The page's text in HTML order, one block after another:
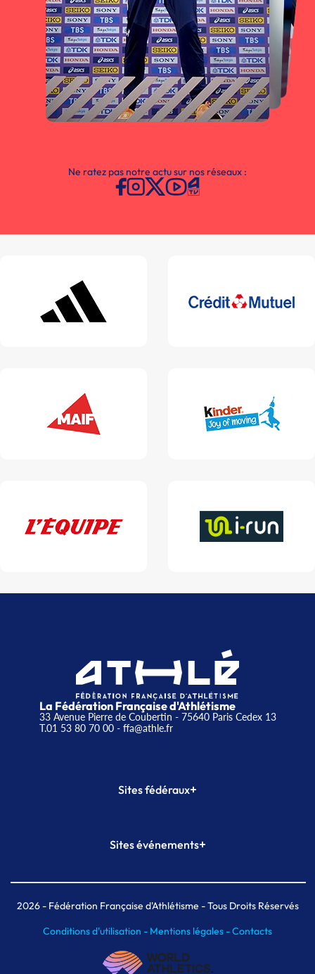
Ne ratez pas notre actu sur nos réseaux :
La Fédération Française d'Athlétisme
33 Avenue Pierre de Coubertin - 75640 Paris Cedex 13
T.01 53 80 70 00- ffa@athle.fr
Sites fédéraux+
Plateforme Formation
Sites événements+
Meeting de Paris indoor
MAIF Ekiden de Paris
2026- Fédération Française d'Athlétisme - Tous Droits Réservés
Conditions d'utilisation - Mentions légales -Contacts